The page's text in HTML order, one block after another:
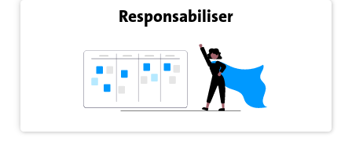
Responsabiliser